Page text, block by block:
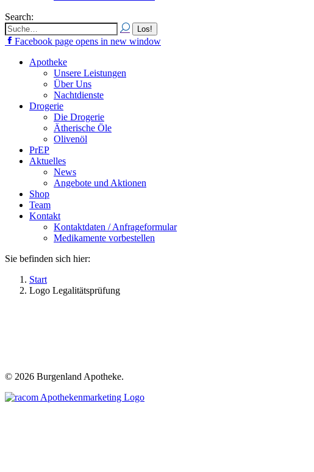
Search:
Facebook page opens in new window
Apotheke
Unsere Leistungen
Über Uns
Nachtdienste
Drogerie
Die Drogerie
Ätherische Öle
Olivenöl
PrEP
Aktuelles
News
Angebote und Aktionen
Shop
Team
Kontakt
Kontaktdaten / Anfrageformular
Medikamente vorbestellen
Sie befinden sich hier:
Start
Logo Legalitätsprüfung
© 2026 Burgenland Apotheke.